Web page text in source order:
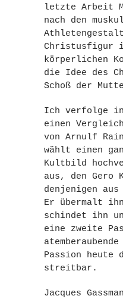
letzte Arbeit
nach den
Christusfigur
körperlichen
die Idee des
Schoß der
Ich verfolge in
einen
von Arnulf
wählt einen
Kultbild
aus, den Gero
denjenigen
Er übermalt
schindet ihn
eine zweite
Passion heute
streitbar.
Jacques